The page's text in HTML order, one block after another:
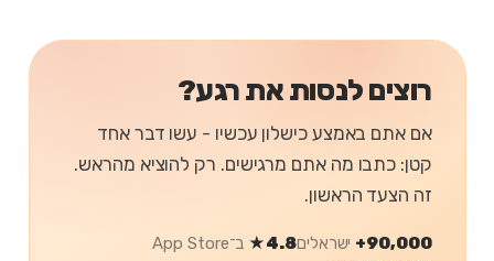
רוצים לנסות את רגע?
אם אתם באמצע כישלון עכשיו - עשו דבר אחד
קטן: כתבו מה אתם מרגישים. רק להוציא מהראש.
זה הצעד הראשון.
90,000+ ישראלים4.8★
ב־App Store